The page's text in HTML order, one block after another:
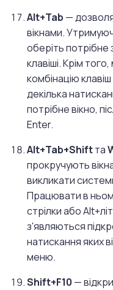
Alt+Tab —
вікнами.
оберіть потрібне
клавіші. Крім
комбінацію
декілька
потрібне вікно,
Enter.
Alt+Tab+Shiftта
прокручують
викликати
Працювати в
стрілки або
з'являються
натискання яких
меню.
Shift+F10 —